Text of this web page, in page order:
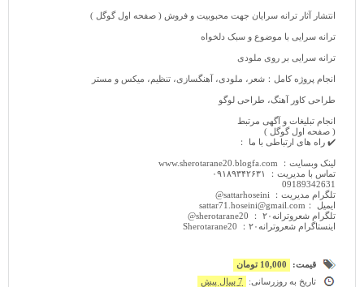
انتشار آثار ترانه سرایان جهت محبوبیت و فروش ( صفحه اول گوگل )
ترانه سرایی با موضوع و سبک دلخواه
ترانه سرایی بر روی ملودی
انجام پروژه کامل：شعر، ملودی، آهنگسازی، تنظیم، میکس و مستر
طراحی کاور آهنگ، طراحی لوگو
انجام تبلیغات و آگهی مرتبط
( صفحه اول گوگل )
✔️ راه های ارتباطی با ما ：
لینک وبسایت： www.sherotarane20.blogfa.com
تماس با مدیریت： ۰۹۱۸۹۳۴۲۶۳۱
09189342631
تلگرام مدیریت： sattarhoseini@
ایمیل ：sattar71.hoseini@gmail.com
تلگرام شعروترانه۲۰ ： sherotarane20@
اینستاگرام شعروترانه۲۰： Sherotarane20
قیمت:
10,000 تومان
تاریخ به روزرسانی:
7 سال پیش